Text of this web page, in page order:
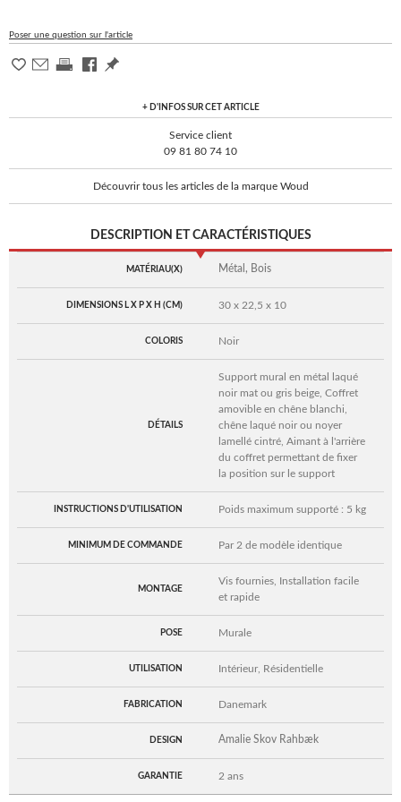
Poser une question sur l'article
+ D'INFOS SUR CET ARTICLE
Service client
09 81 80 74 10
Découvrir tous les articles de la marque Woud
DESCRIPTION ET CARACTÉRISTIQUES
MATÉRIAU(X) Métal, Bois
DIMENSIONS L X P X H (CM) 30 x 22,5 x 10
COLORIS Noir
DÉTAILS
Support mural en métal laqué
noir mat ou gris beige, Coffret
amovible en chêne blanchi,
chêne laqué noir ou noyer
lamellé cintré, Aimant à l'arrière
du coffret permettant de fixer
la position sur le support
INSTRUCTIONS D'UTILISATION Poids maximum supporté : 5 kg
MINIMUM DE COMMANDE Par 2 de modèle identique
MONTAGE
Vis fournies, Installation facile
et rapide
POSE Murale
UTILISATION Intérieur, Résidentielle
FABRICATION Danemark
DESIGN Amalie Skov Rahbæk
GARANTIE 2 ans